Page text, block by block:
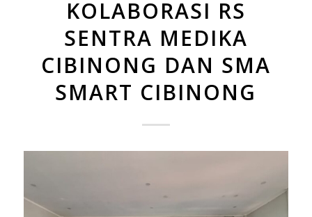
KOLABORASI RS
SENTRA MEDIKA
CIBINONG DAN SMA
SMART CIBINONG